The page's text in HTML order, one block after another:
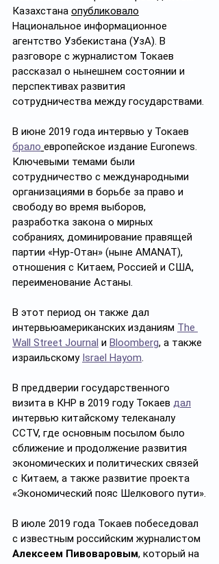
Казахстана опубликовало
Национальное информационное
агентство Узбекистана (УзА). В
разговоре с журналистом Токаев
рассказал о нынешнем состоянии и
перспективах развития
сотрудничества между государствами.
В июне 2019 года интервью у Токаев
брало европейское издание Euronews.
Ключевыми темами были
сотрудничество с международными
организациями в борьбе за право и
свободу во время выборов,
разработка закона о мирных
собраниях, доминирование правящей
партии «Нур-Отан» (ныне AMANAT),
отношения с Китаем, Россией и США,
переименование Астаны.
В этот период он также дал
интервьюамериканских изданиям The
Wall Street Journal и Bloomberg, а также
израильскому Israel Hayom.
В преддверии государственного
визита в КНР в 2019 году Токаев дал
интервью китайскому телеканалу
CCTV, где основным посылом было
сближение и продолжение развития
экономических и политических связей
с Китаем, а также развитие проекта
«Экономический пояс Шелкового пути».
В июле 2019 года Токаев побеседовал
с известным российским журналистом
Алексеем Пивоваровым, который на